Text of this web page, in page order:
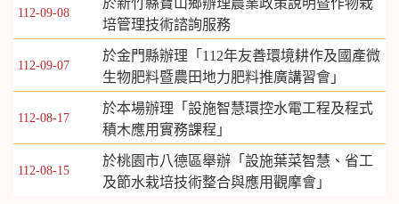
112-09-08
於新竹縣寶山鄉辦理農業政策說明暨作物栽
培管理技術諮詢服務
112-09-07
於金門縣辦理「112年友善環境耕作及國產微
生物肥料暨農田地力肥料推廣講習會」
112-08-17
於本場辦理「設施智慧環控水電工程及程式
積木應用實務課程」
112-08-15
於桃園市八德區舉辦「設施葉菜智慧、省工
及節水栽培技術整合與應用觀摩會」